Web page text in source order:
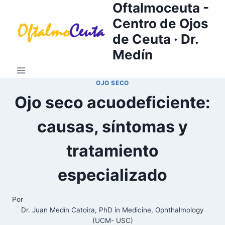
contenido
Oftalmoceuta -
Centro de Ojos
de Ceuta · Dr.
Medín
OJO SECO
Ojo seco acuodeficiente:
causas, síntomas y
tratamiento
especializado
Por
Dr. Juan Medín Catoira, PhD in Medicine, Ophthalmology
(UCM- USC)